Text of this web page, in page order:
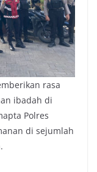
rasa
ibadah di
Polres
di sejumlah